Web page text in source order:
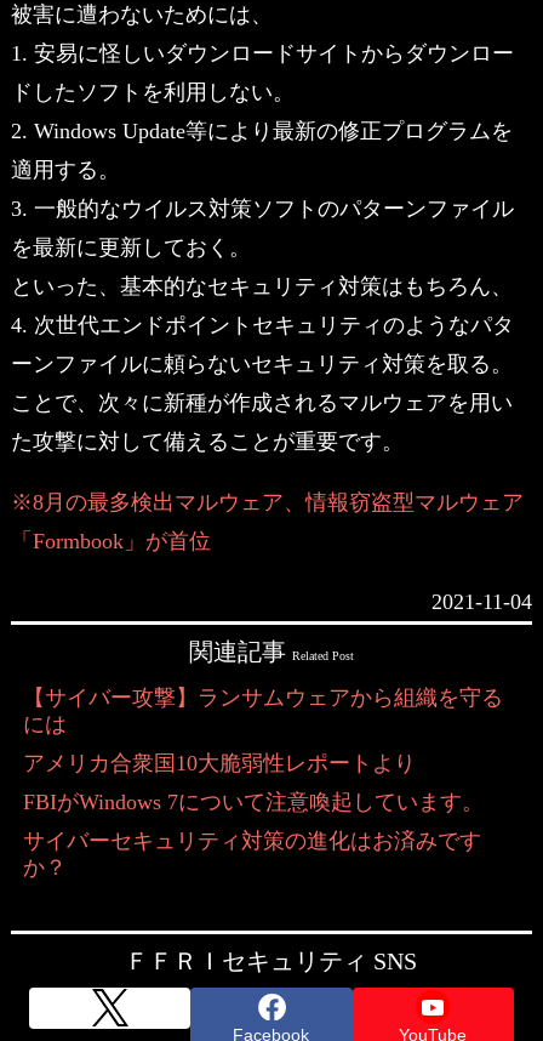
被害に遭わないためには、
1. 安易に怪しいダウンロードサイトからダウンロー
ドしたソフトを利用しない。
2. Windows Update等により最新の修正プログラムを
適用する。
3. 一般的なウイルス対策ソフトのパターンファイル
を最新に更新しておく。
といった、基本的なセキュリティ対策はもちろん、
4. 次世代エンドポイントセキュリティのようなパタ
ーンファイルに頼らないセキュリティ対策を取る。
ことで、次々に新種が作成されるマルウェアを用い
た攻撃に対して備えることが重要です。
※8月の最多検出マルウェア、情報窃盗型マルウェア
「Formbook」が首位
2021-11-04
関連記事 Related Post
【サイバー攻撃】ランサムウェアから組織を守る
には
アメリカ合衆国10大脆弱性レポートより
FBIがWindows 7について注意喚起しています。
サイバーセキュリティ対策の進化はお済みです
か？
ＦＦＲＩセキュリティ SNS
Facebook YouTube